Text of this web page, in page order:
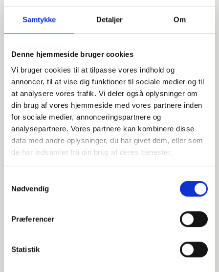
Samtykke Detaljer Om
Denne hjemmeside bruger cookies
Vi bruger cookies til at tilpasse vores indhold og
annoncer, til at vise dig funktioner til sociale medier og til
at analysere vores trafik. Vi deler også oplysninger om
din brug af vores hjemmeside med vores partnere inden
for sociale medier, annonceringspartnere og
analysepartnere. Vores partnere kan kombinere disse
data med andre oplysninger, du har givet dem, eller som
de har indsamlet fra din brug af deres tjenester.
Nødvendig
Præferencer
Statistik
Har du spørgsmål?
Vi står klar til at hjælpe med spørgsmål om produkter,
og sparring.